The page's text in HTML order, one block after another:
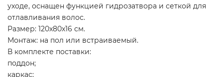
уходе, оснащен функцией гидрозатвора и сеткой для
отлавливания волос.
Размер: 120x80x16 см.
Монтаж: на пол или встраиваемый.
В комплекте поставки:
поддон;
каркас;